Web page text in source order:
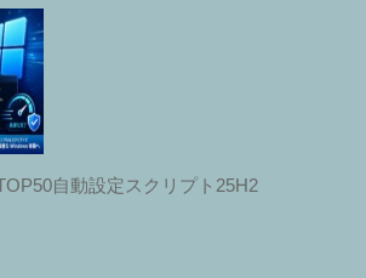
自動設定スクリプト25H2